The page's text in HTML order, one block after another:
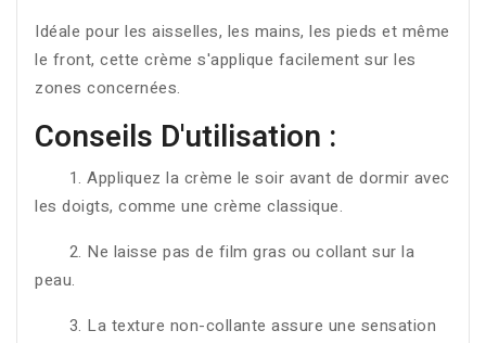
Idéale pour les aisselles, les mains, les pieds et même
le front, cette crème s'applique facilement sur les
zones concernées.
Conseils D'utilisation :
1. Appliquez la crème le soir avant de dormir avec
les doigts, comme une crème classique.
2. Ne laisse pas de film gras ou collant sur la
peau.
3. La texture non-collante assure une sensation